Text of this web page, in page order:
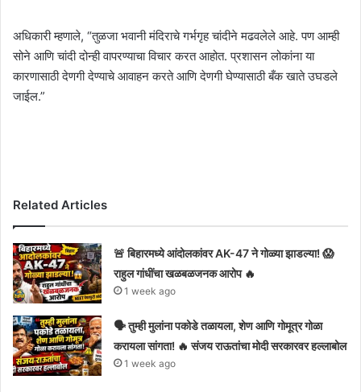
अधिकारी म्हणाले, “तुळजा भवानी मंदिराचे गर्भगृह चांदीने मढवलेले आहे. पण आम्ही
सोने आणि चांदी दोन्ही वापरण्याचा विचार करत आहोत. प्रशासन लोकांना या
कारणासाठी देणगी देण्याचे आवाहन करते आणि देणगी घेण्यासाठी बँक खाते उघडले
जाईल.”
Related Articles
🚨 बिहारमध्ये आंदोलकांवर AK-47 ने गोळ्या झाडल्या! 😱
राहुल गांधींचा खळबळजनक आरोप 🔥
1 week ago
🗣️ तुम्ही मुलांना पकोडे तळायला, शेण आणि गोमूत्र गोळा
करायला सांगता! 🔥 संजय राऊतांचा मोदी सरकारवर हल्लाबोल
1 week ago